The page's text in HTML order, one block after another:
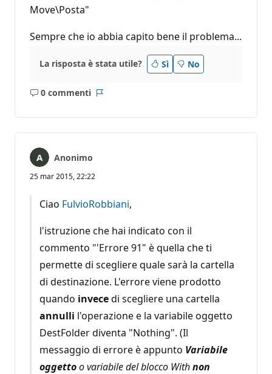
Move\Posta"
Sempre che io abbia capito bene il problema...
La risposta è stata utile? Sì No
0 commenti
Nessun
Anonimo
25 mar 2015, 22:22
Ciao FulvioRobbiani,
l'istruzione che hai indicato con il
commento "'Errore 91" è quella che ti
permette di scegliere quale sarà la cartella
di destinazione. L'errore viene prodotto
quando invecedi scegliere una cartella
annulli l'operazione e la variabile oggetto
DestFolder diventa "Nothing". (Il
messaggio di errore è appunto Variabile
oggettoo variabile del blocco Withnon